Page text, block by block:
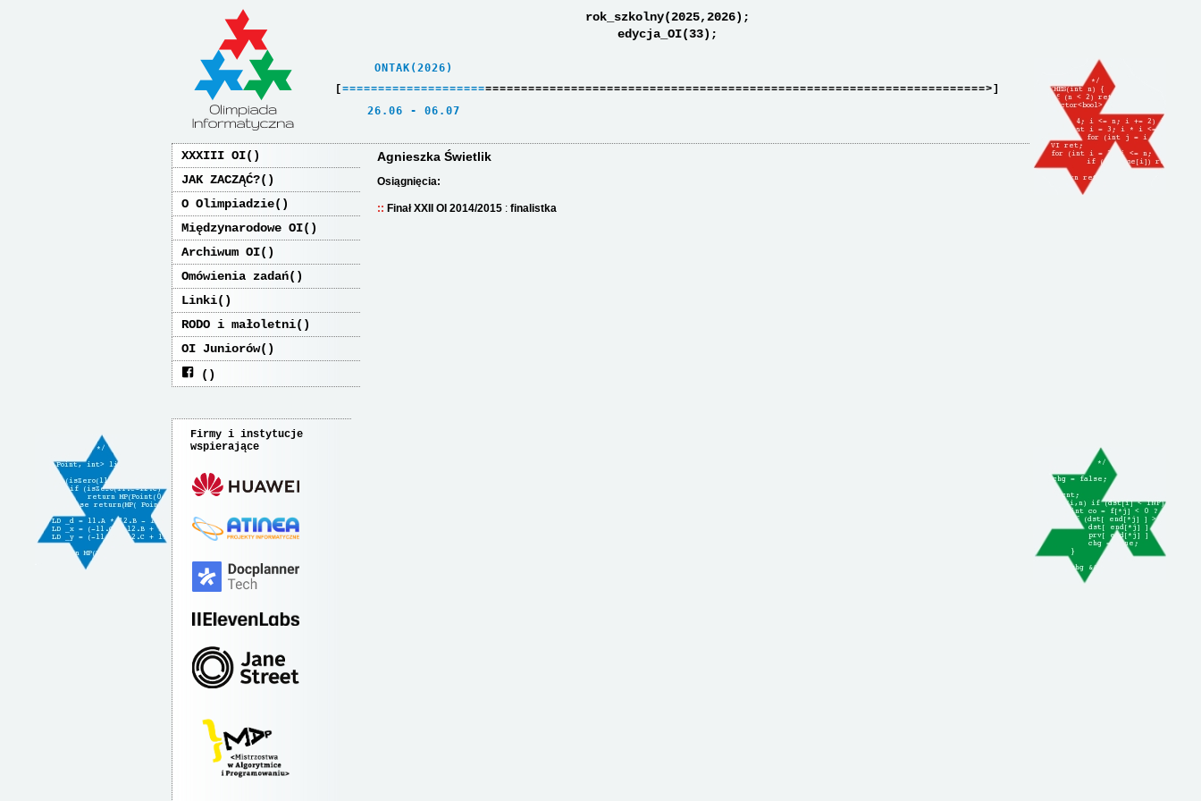
rok_szkolny(2025,2026);
edycja_OI(33);
    ONTAK(2026)
[ ==========================================================================================>]
   26.06 - 06.07
XXXIII OI
JAK ZACZĄĆ?
O Olimpiadzie
Międzynarodowe OI
Archiwum OI
Omówienia zadań
Linki
RODO i małoletni
OI Juniorów
Firmy i instytucje
wspierające
Agnieszka Świetlik
Osiągnięcia:
Finał XXII OI 2014/2015 : finalistka